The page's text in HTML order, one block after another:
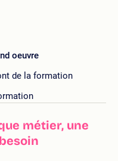
oeuvre
de la formation
métier, une